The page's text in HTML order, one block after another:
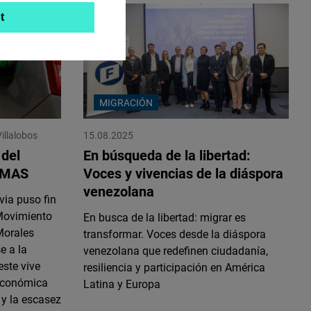
puso fin
a la
vive
la escasez
MIGRACIÓN
15.08.2025
En búsqueda de la libertad:
Voces y vivencias de la diáspora
venezolana
En busca de la libertad: migrar es
transformar. Voces desde la diáspora
venezolana que redefinen ciudadanía,
resiliencia y participación en América
Latina y Europa